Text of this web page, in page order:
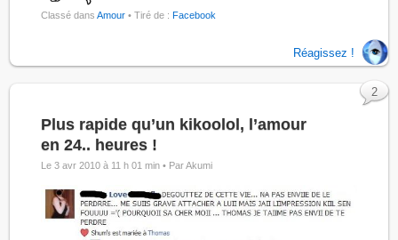
Classé dansAmour • Tiré de : Facebook
Réagissez !
Plus rapide qu’un kikoolol, l’amour
en 24.. heures !
Le 3 avr 2010 à 11 h 01 min • Par Akumi
2